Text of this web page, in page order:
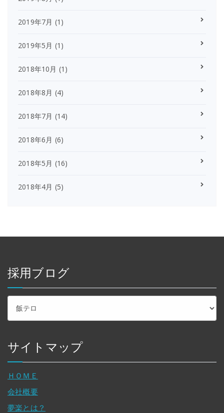
2019年7月 (1)
2019年5月 (1)
2018年10月 (1)
2018年8月 (4)
2018年7月 (14)
2018年6月 (6)
2018年5月 (16)
2018年4月 (5)
採用ブログ
採
ブ
グ
サイトマップ
ＨＯＭＥ
会社概要
夢楽とは？